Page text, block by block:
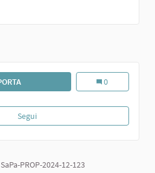
UNA GELATERIA AL SALUNEI...Una gelateria al
0
Segui
PROP-2024-12-123